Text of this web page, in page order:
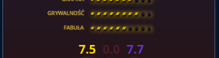
GRYWALNOŚĆ [ \ \ \ \ \ \ \ \ ]
FABUŁA [ \ \ \ \ \ \ \ \ ]
7.5 0.0 7.7